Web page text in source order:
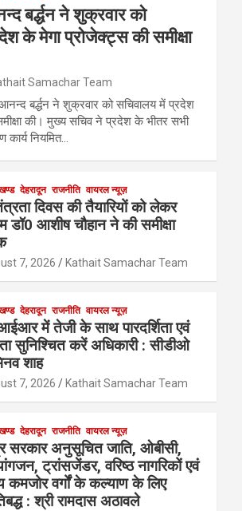
बर्द्धन ने शुक्रवार को
के मेगा प्रोजेक्ट्स की समीक्षा
Samachar Team
बर्द्धन ने शुक्रवार को सचिवालय में प्रदेश
की। मुख्य सचिव ने प्रदेश के भीतर सभी
कार्य नियमित…
देहरादून राजनीति वायरल न्यूज़
दिवस की तैयारियों को लेकर
डॉ0 आशीष चौहान ने की समीक्षा
7, 2026 Kathait Samachar Team
देहरादून राजनीति वायरल न्यूज़
में तेजी के साथ पारदर्शिता एवं
सुनिश्चित करें अधिकारी : सीडीओ
शाह
7, 2026 Kathait Samachar Team
देहरादून राजनीति वायरल न्यूज़
सरकार अनुसूचित जाति, ओबीसी,
ट्रांसजेंडर, वरिष्ठ नागरिकों एवं
कमजोर वर्गों के कल्याण के लिए
: श्री रामदास अठावले